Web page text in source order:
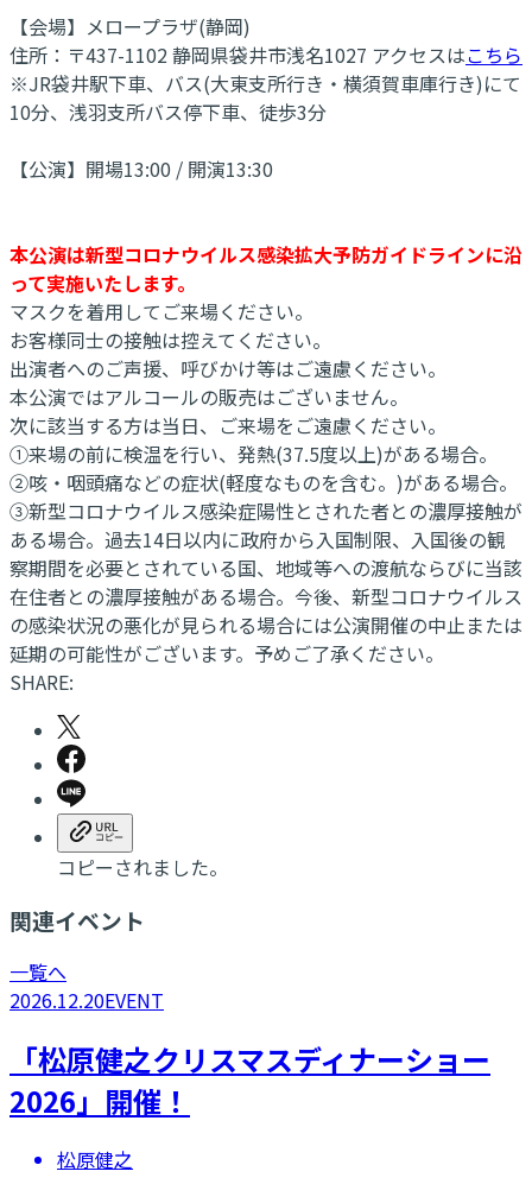
【会場】メロープラザ(静岡)
住所：〒437-1102 静岡県袋井市浅名1027 アクセスはこちら
※JR袋井駅下車、バス(大東支所行き・横須賀車庫行き)にて
10分、浅羽支所バス停下車、徒歩3分
【公演】開場13:00 / 開演13:30
本公演は新型コロナウイルス感染拡大予防ガイドラインに沿
って実施いたします。
マスクを着用してご来場ください。
お客様同士の接触は控えてください。
出演者へのご声援、呼びかけ等はご遠慮ください。
本公演ではアルコールの販売はございません。
次に該当する方は当日、ご来場をご遠慮ください。
①来場の前に検温を行い、発熱(37.5度以上)がある場合。
②咳・咽頭痛などの症状(軽度なものを含む。)がある場合。
③新型コロナウイルス感染症陽性とされた者との濃厚接触が
ある場合。過去14日以内に政府から入国制限、入国後の観
察期間を必要とされている国、地域等への渡航ならびに当該
在住者との濃厚接触がある場合。今後、新型コロナウイルス
の感染状況の悪化が見られる場合には公演開催の中止または
延期の可能性がございます。予めご了承ください。
SHARE:
コピーされました。
関連イベント
一覧へ
2026.12.20EVENT
「松原健之クリスマスディナーショー
2026」開催！
松原健之